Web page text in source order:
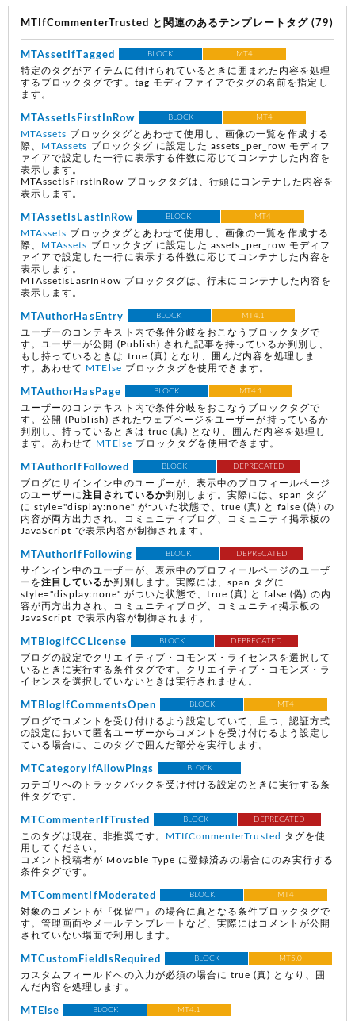
MTIfCommenterTrusted と関連のあるテンプレートタグ (79)
MTAssetIfTagged BLOCK MT4
特定のタグがアイテムに付けられているときに囲まれた内容を処理
するブロックタグです。tag モディファイアでタグの名前を指定し
ます。
MTAssetIsFirstInRow BLOCK MT4
MTAssets ブロックタグとあわせて使用し、画像の一覧を作成する
際、
MTAssets ブロックタグ に設定した assets_per_row モディフ
ァイアで設定した一行に表示する件数に応じてコンテナした内容を
表示します。
MTAssetIsFirstInRow ブロックタグは、行頭にコンテナした内容を
表示します。
MTAssetIsLastInRow BLOCK MT4
MTAssets ブロックタグとあわせて使用し、画像の一覧を作成する
際、
MTAssets ブロックタグ に設定した assets_per_row モディフ
ァイアで設定した一行に表示する件数に応じてコンテナした内容を
表示します。
MTAssetIsLasrInRow ブロックタグは、行末にコンテナした内容を
表示します。
MTAuthorHasEntry BLOCK MT4.1
ユーザーのコンテキスト内で条件分岐をおこなうブロックタグで
す。ユーザーが公開 (Publish) された記事を持っているか判別し、
もし持っているときは true (真) となり、囲んだ内容を処理しま
す。あわせて
MTElse ブロックタグを使用できます。
MTAuthorHasPage BLOCK MT4.1
ユーザーのコンテキスト内で条件分岐をおこなうブロックタグで
す。公開(Publish) されたウェブページをユーザーが持っているか
判別し、持っているときは true (真) となり、囲んだ内容を処理し
ます。あわせて
MTElse ブロックタグを使用できます。
MTAuthorIfFollowed BLOCK DEPRECATED
ブログにサインイン中のユーザーが、表示中のプロフィールページ
のユーザーに注目されているか判別します。実際には、span タグ
に style="display:none" がついた状態で、true (真) と false(偽) の
内容が両方出力され、コミュニティブログ、コミュニティ掲示板の
JavaScript で表示内容が制御されます。
MTAuthorIfFollowing BLOCK DEPRECATED
サインイン中のユーザーが、表示中のプロフィールページのユーザ
ーを注目しているか判別します。実際には、span タグに
style="display:none" がついた状態で、true (真) と false(偽) の内
容が両方出力され、コミュニティブログ、コミュニティ掲示板の
JavaScript で表示内容が制御されます。
MTBlogIfCCLicense BLOCK DEPRECATED
ブログの設定でクリエイティブ・コモンズ・ライセンスを選択して
いるときに実行する条件タグです。クリエイティブ・コモンズ・ラ
イセンスを選択していないときは実行されません。
MTBlogIfCommentsOpen BLOCK MT4
ブログでコメントを受け付けるよう設定していて、且つ、認証方式
の設定において匿名ユーザーからコメントを受け付けるよう設定し
ている場合に、このタグで囲んだ部分を実行します。
MTCategoryIfAllowPings BLOCK
カテゴリへのトラックバックを受け付ける設定のときに実行する条
件タグです。
MTCommenterIfTrusted BLOCK DEPRECATED
このタグは現在、非推奨です。 MTIfCommenterTrusted
タグを使
用してください。
コメント投稿者が Movable Type に登録済みの場合にのみ実行する
条件タグです。
MTCommentIfModerated BLOCK MT4
対象のコメントが『保留中』の場合に真となる条件ブロックタグで
す。管理画面やメールテンプレートなど、実際にはコメントが公開
されていない場面で利用します。
MTCustomFieldIsRequired BLOCK MT5.0
カスタムフィールドへの入力が必須の場合に true (真) となり、囲
んだ内容を処理します。
MTElse BLOCK MT4.1